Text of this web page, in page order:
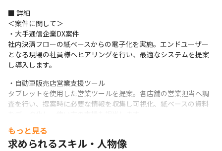
■ 詳細
＜案件に関して＞
・大手通信企業DX案件
社内決済フローの紙ベースからの電子化を実施。エンドユーザー
となる現場の社員様へヒアリングを行い、最適なシステムを提案
し導入します。
・自動車販売店営業支援ツール
タブレットを使用した営業ツールを提案。各店舗の営業担当へ調
査を行い、提案時に必要な情報を収集し可視化、紙ベースの資料
※コンサルティングファームからは続々と案件をいただいていま
すが、お断りをしてしまうケースも発生しています
もっと見る
求められるスキル・人物像